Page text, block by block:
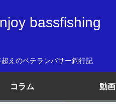
bassfishing
えのベテランバサー釣行記
コラム 動画